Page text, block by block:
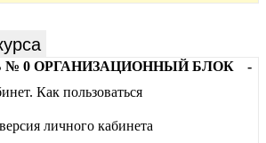
№ 0 ОРГАНИЗАЦИОННЫЙ БЛОК
-
Как пользоваться
личного кабинета